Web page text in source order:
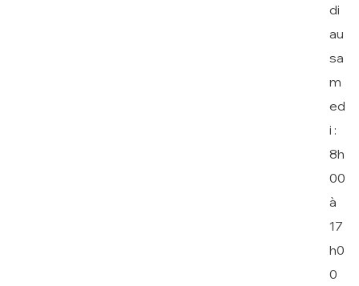
di
au
sa
m
ed
i :
8h
00
à
17
h0
0